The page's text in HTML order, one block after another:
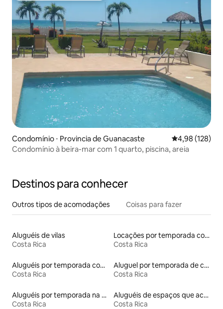
Condomínio ⋅ Provincia de Guanacaste 4,98 de uma
4,98 (128)
Condomínio à beira-mar com 1 quarto, piscina, areia
Destinos para conhecer
Outros tipos de acomodações Coisas para fazer
Aluguéis de vilas
Costa Rica
Locações por temporada com piscina
Costa Rica
Aluguéis por temporada com suítes privativas
Costa Rica
Aluguel por temporada de casas de veraneio
Costa Rica
Aluguéis por temporada na orla
Costa Rica
Aluguéis de espaços que aceitam animais de estimação
Costa Rica